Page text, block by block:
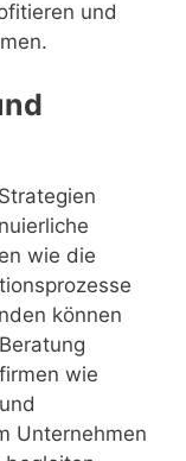
und
wie die
können
wie
Unternehmen